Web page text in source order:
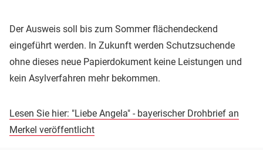
Der Ausweis soll bis zum Sommer flächendeckend
eingeführt werden. In Zukunft werden Schutzsuchende
ohne dieses neue Papierdokument keine Leistungen und
kein Asylverfahren mehr bekommen.
Lesen Sie hier: "Liebe Angela" - bayerischer Drohbrief an
Merkel veröffentlicht